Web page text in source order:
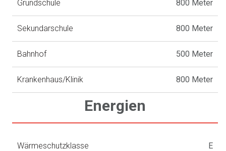
Grundschule 800 Meter
Sekundarschule 800 Meter
Bahnhof 500 Meter
Krankenhaus/Klinik 800 Meter
Energien
Wärmeschutzklasse E